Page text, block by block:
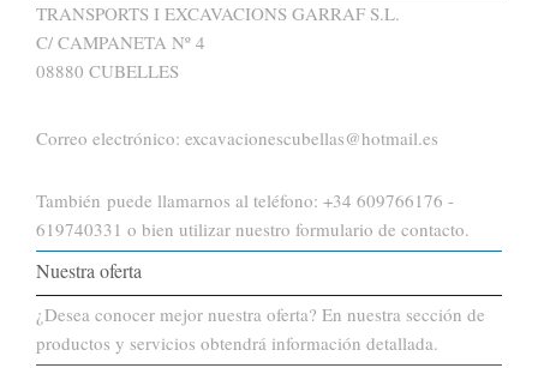
TRANSPORTS I EXCAVACIONS GARRAF S.L.
C/ CAMPANETA Nº 4
08880 CUBELLES
Correo electrónico: excavacionescubellas@hotmail.es
También puede llamarnos al teléfono: +34 609766176 -
619740331 o bien utilizar nuestro formulario de contacto.
Nuestra oferta
¿Desea conocer mejor nuestra oferta? En nuestra sección de
productos y servicios obtendrá información detallada.